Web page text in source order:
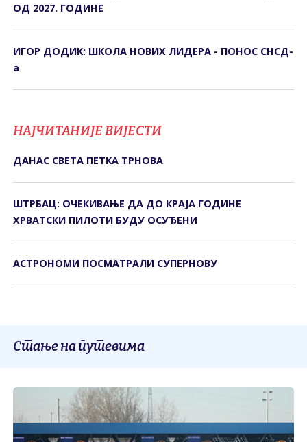
ОД 2027. ГОДИНЕ
ИГОР ДОДИК: ШКОЛА НОВИХ ЛИДЕРА - ПОНОС СНСД-
а
НАЈЧИТАНИЈЕ ВИЈЕСТИ
ДАНАС СВЕТА ПЕТКА ТРНОВА
ШТРБАЦ: ОЧЕКИВАЊЕ ДА ДО КРАЈА ГОДИНЕ
ХРВАТСКИ ПИЛОТИ БУДУ ОСУЂЕНИ
АСТРОНОМИ ПОСМАТРАЛИ СУПЕРНОВУ
Стање на путевима